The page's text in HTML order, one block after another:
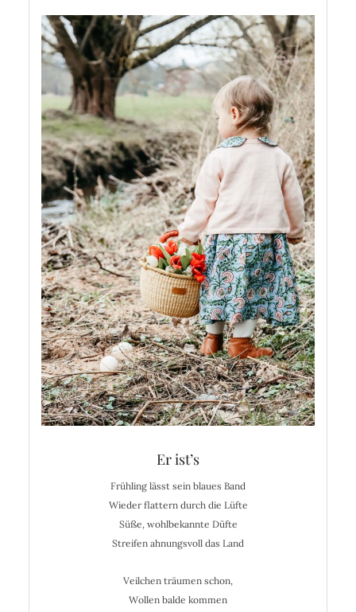
Er ist’s
Frühling lässt sein blaues Band
Wieder flattern durch die Lüfte
Süße, wohlbekannte Düfte
Streifen ahnungsvoll das Land
Veilchen träumen schon,
Wollen balde kommen